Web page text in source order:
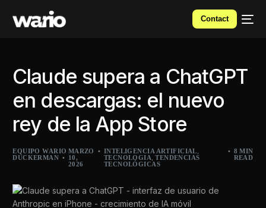
Contact
Claude supera a ChatGPT
en descargas: el nuevo
rey de la App Store
EQUIPO WARIO
DUCKERMAN
MARZO
10,
2026
INTELIGENCIA ARTIFICIAL,
TECNOLOGIA,TENDENCIAS
TECNOLÓGICAS
8 MIN
READ